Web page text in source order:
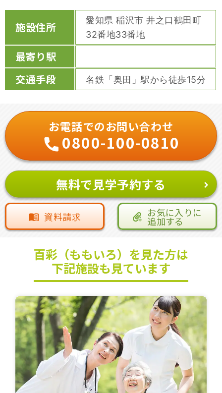
施設住所
愛知県 稲沢市 井之口鶴田町
32番地33番地
最寄り駅
交通手段
名鉄「奥田」駅から徒歩15分
お電話でのお問い合わせ
0800-100-0810
無料で見学予約する
資料請求 お気に入りに
追加する
百彩（ももいろ）を見た方は
下記施設も見ています